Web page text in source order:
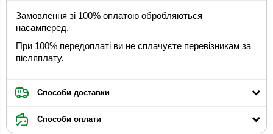
Замовлення зі 100% оплатою обробляються
насамперед.
При 100% передоплаті ви не сплачуєте перевізникам за
післяплату.
Способи доставки
Способи оплати